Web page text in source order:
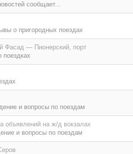
сообщает...
о пригородных поездах
Фасад — Пионерский, порт
поездках
и вопросы по поездам
объявлений на ж/д вокзалах
и вопросы по поездам